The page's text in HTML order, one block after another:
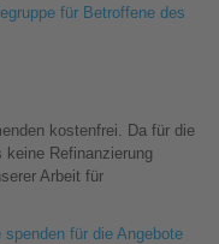
für Betroffene des
kostenfrei. Da für die
Refinanzierung
Arbeit für
spenden für die Angebote